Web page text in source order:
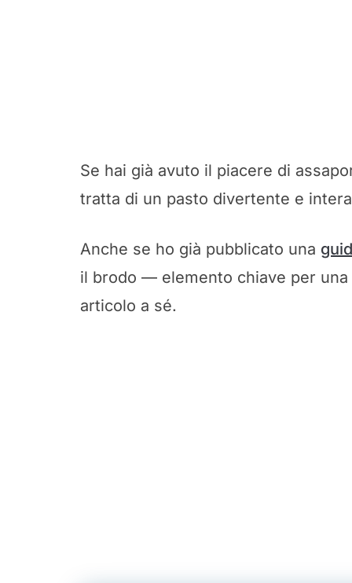
Se hai già avuto il piacere di
tratta di un pasto divertente e
Anche se ho già pubblicato una
il brodo — elemento chiave per
articolo a sé.